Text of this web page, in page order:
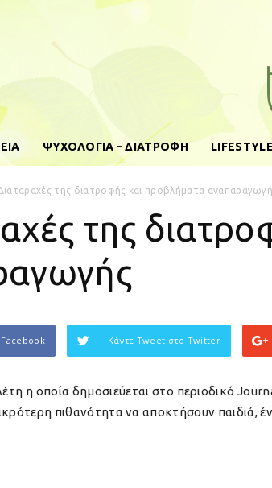
ΨΥΧΟΛΟΓΙΑ – ΔΙΑΤΡΟΦΗ LIFESTYLE
της διατροφής και προβλήματα
της
Κάντε Tweet στο Twitter
η οποία δημοσιεύεται στο περιοδικό
πιθανότητα να αποκτήσουν παιδιά,